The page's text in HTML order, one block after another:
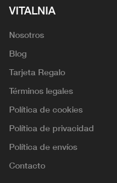
VITALNIA
Nosotros
Blog
Tarjeta Regalo
Términos legales
Política de cookies
Política de privacidad
Política de envíos
Contacto